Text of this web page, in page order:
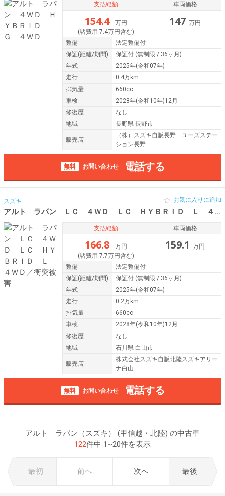
支払総額
154.4
万円
(諸費用 7.4万円含む)
車両価格
147 万円
整備
法定整備付
保証(距離/期間) 保証付 (無制限 / 36ヶ月)
年式
2025年(令和07年)
走行
0.4万km
排気量
660cc
車検
2028年(令和10年)12月
修復歴
なし
地域
長野県 長野市
販売店
（株）スズキ自販長野 ユーズステー
ション長野
無料 お問い合わせ 電話する
スズキ
アルト ラパン ＬＣ ４ＷＤ ＬＣ ＨＹＢＲＩＤ Ｌ ４ＷＤ／衝突被害
お気に入りに追加
支払総額
166.8
万円
(諸費用 7.7万円含む)
車両価格
159.1 万円
整備
法定整備付
保証(距離/期間) 保証付 (無制限 / 36ヶ月)
年式
2025年(令和07年)
走行
0.2万km
排気量
660cc
車検
2028年(令和10年)12月
修復歴
なし
地域
石川県 白山市
販売店
株式会社スズキ自販北陸スズキアリー
ナ白山
無料 お問い合わせ 電話する
アルト ラパン（スズキ） (甲信越・北陸) の中古車
122件中 1~20件を表示
最初 前へ 次へ 最後